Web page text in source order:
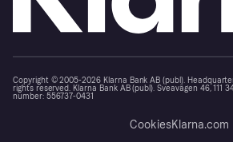
Copyright © 2005-2026 Klarna Bank AB (publ).
rights reserved. Klarna Bank AB (publ). Sveavägen 46, 111
number: 556737-0431
CookiesKlarna.com